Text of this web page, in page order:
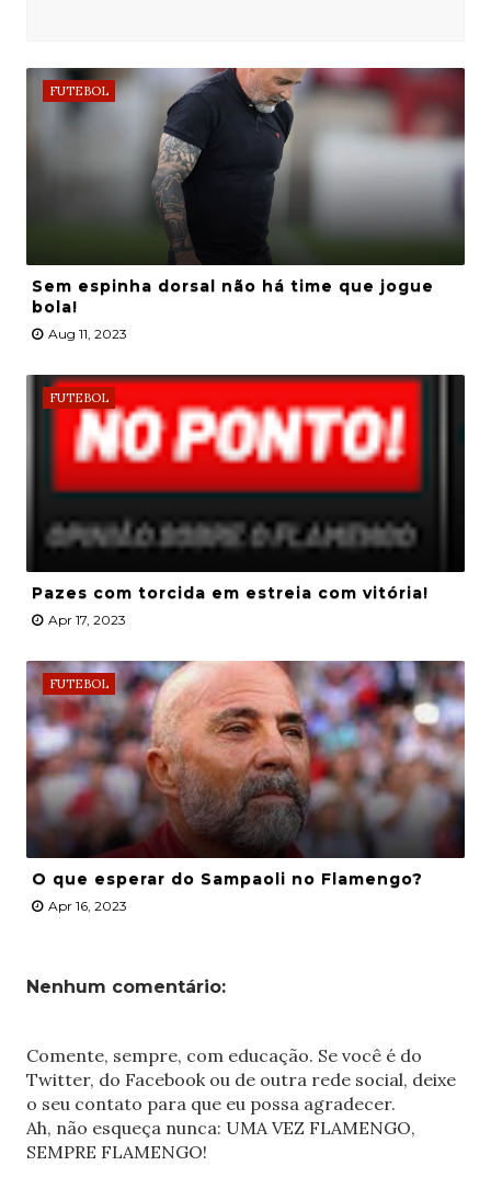
FUTEBOL
Sem espinha dorsal não há time que jogue
bola!
Aug 11, 2023
FUTEBOL
Pazes com torcida em estreia com vitória!
Apr 17, 2023
FUTEBOL
O que esperar do Sampaoli no Flamengo?
Apr 16, 2023
Nenhum comentário:
Comente, sempre, com educação. Se você é do
Twitter, do Facebook ou de outra rede social, deixe
o seu contato para que eu possa agradecer.
Ah, não esqueça nunca: UMA VEZ FLAMENGO,
SEMPRE FLAMENGO!